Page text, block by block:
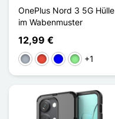
OnePlus Nord 3 5G Hülle
im Wabenmuster
12,99 €
GrauRot BlauHellgrün
+1